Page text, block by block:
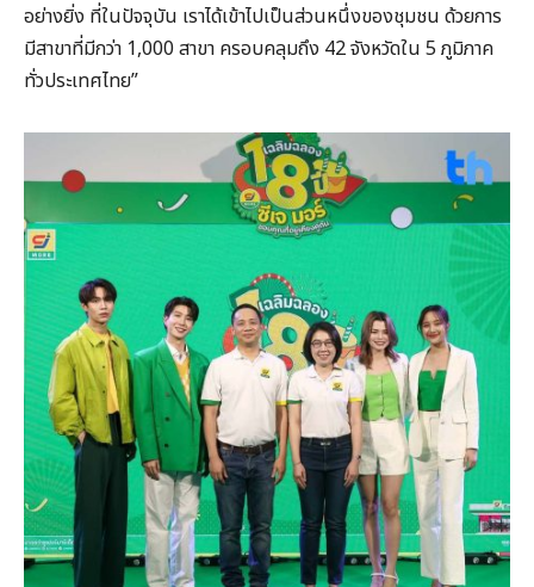
อย่างยิ่ง ที่ในปัจจุบัน เราได้เข้าไปเป็นส่วนหนึ่งของชุมชน ด้วยการ
มีสาขาที่มีกว่า 1,000 สาขา ครอบคลุมถึง 42 จังหวัดใน 5 ภูมิภาค
ทั่วประเทศไทย”